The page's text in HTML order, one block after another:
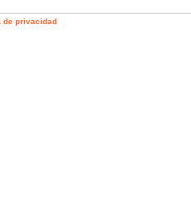
de privacidad